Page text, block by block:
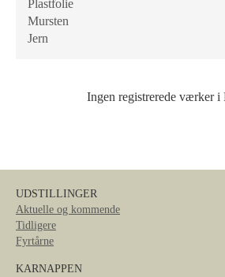
Plastfolie
Mursten
Jern
Ingen registrerede værker i
UDSTILLINGER
Aktuelle og kommende
Tidligere
Fyrtårne
KARNAPPEN